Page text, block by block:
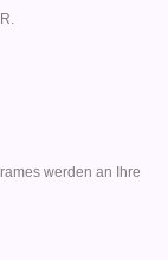
werden an Ihre